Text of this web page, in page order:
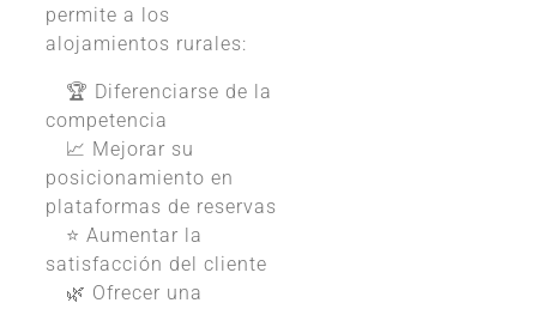
permite a los
alojamientos rurales:
🏆 Diferenciarse de la
competencia
📈 Mejorar su
posicionamiento en
plataformas de reservas
⭐ Aumentar la
satisfacción del cliente
🌿 Ofrecer una